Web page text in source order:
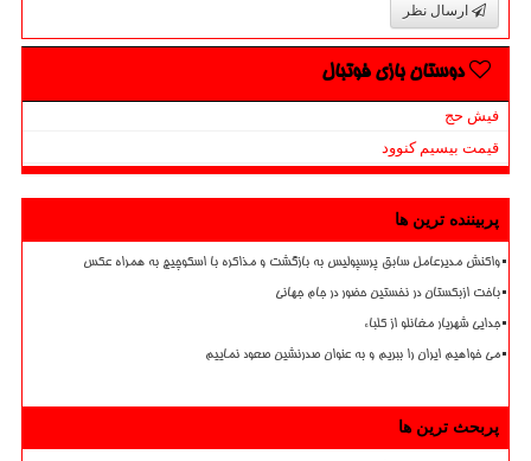
ارسال نظر
دوستان بازی فوتبال
فیش حج
قیمت بیسیم کنوود
پربیننده ترین ها
واکنش مدیرعامل سابق پرسپولیس به بازگشت و مذاکره با اسکوچیچ به همراه عکس
باخت ازبکستان در نخستین حضور در جام جهانی
جدایی شهریار مغانلو از کلباء
می خواهیم ایران را ببریم و به عنوان صدرنشین صعود نماییم
پربحث ترین ها